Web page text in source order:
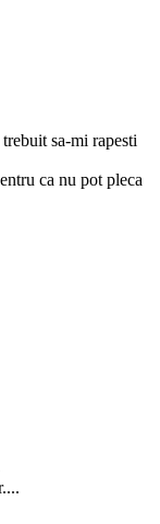
sa-mi rapesti
ca nu pot pleca